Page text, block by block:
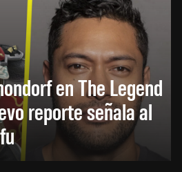
en The Legend
reporte señala al